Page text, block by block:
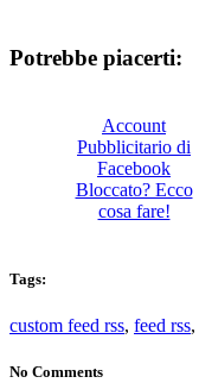
Potrebbe piacerti:
Account
Pubblicitario di
Facebook
Bloccato? Ecco
cosa fare!
Tags:
custom feed rss, feed rss,
No Comments